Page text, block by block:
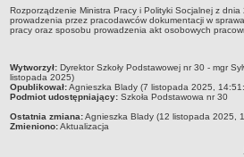
Przekształcone szkoły i placówki
Wielofunkcyjna Placówka
Specjalny Ośrodek nr 1
Specjalny Ośrodek nr 5
BURSA MIEJSKA
Rozporządzenie Ministra Pracy i Polityki Socjalnej z
prowadzenia przez pracodawców dokumentacji w
pracy oraz sposobu prowadzenia akt osobowych
metryczka
Wytworzył: Dyrektor Szkoły Podstawowej nr 30 - mgr
listopada 2025)
Opublikował:Agnieszka Blady (7 listopada 2025,
Podmiot udostępniający: Szkoła Podstawowa nr 30
Ostatnia zmiana:Agnieszka Blady (12 listopada 2025,
Zmieniono:Aktualizacja